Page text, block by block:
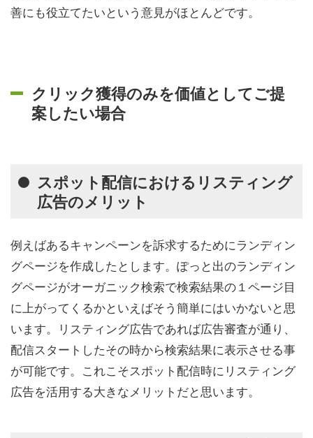
善にも役立てたいという意見がほとんどです。
クリック獲得のみを価値としてご提
案したい場合
スポット配信におけるリスティング
広告のメリット
例えばあるキャンペーンを訴求するためにランディン
グページを作成したとします。ぽっと出のランディン
グページがオーガニック検索で検索結果の１ページ目
に上がってくるかといえばそう簡単にはいかないと思
います。リスティング広告であれば広告審査が通り、
配信スタートしたその時から検索結果に表示させる事
が可能です。これこそスポット配信時にリスティング
広告を活用する大きなメリットだと思います。